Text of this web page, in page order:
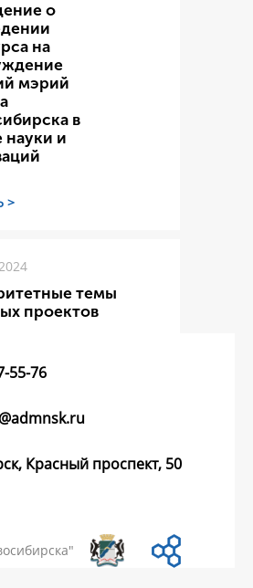
о
на
мэрий
в
науки и
>
темы
проектов
>55-76
Красный проспект, 50